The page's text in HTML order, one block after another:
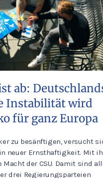
ab:
Instabilität wird
für ganz Europa
zu besänftigen, versucht
neuer Ernsthaftigkeit. Mit
der CSU. Damit sind
drei Regierungsparteien